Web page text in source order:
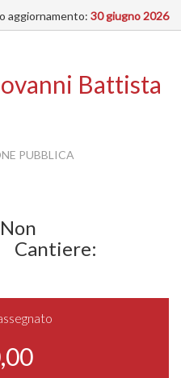
aggiornamento: 30 giugno 2026
Battista
PUBBLICA
Cantiere: